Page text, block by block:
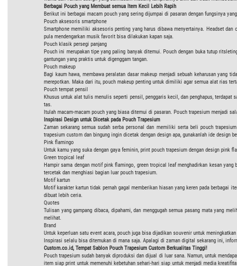
Berbagai Pouch yang Membuat semua Item Kecil Lebih Rapih
Berikut ini berbagai macam pouch yang sering dijumpai di pasaran dengan fungsinya yang
Pouch aksesoris smartphone
Smartphone memiliki aksesoris penting yang harus dibawa menyertainya. Headset
pula mendengarkan musik favorit bisa dilakukan kapan saja.
Pouch klasik persegi panjang
Pouch ini merupakan tipe yang paling banyak ditemui. Pouch dengan buka tutup
gantungan yang praktis untuk digenggam tangan.
Pouch makeup
Bagi kaum hawa, membawa peralatan dasar makeup menjadi sebuah keharusan yang
merepotkan. Maka dari itu, pouch makeup penting untuk dimiliki agar semua alat rias
Pouch tempat pensil
Khusus untuk alat tulis menulis seperti pensil, penggaris kecil, dan penghapus,
tas.
Itulah macam-macam pouch yang biasa ditemui di pasaran. Pouch trapesium menjadi
Inspirasi Design untuk Dicetak pada Pouch Trapesium
Zaman sekarang semua sudah serba personal dan memiliki serta beli pouch
trapesium custom dan bingung ingin dicetak dengan design apa, gunakanlah ide design
Pink flamingo
Untuk kamu yang suka dengan gaya feminin, print pouch trapesium dengan design pink
Green tropical leaf
Hampir sama dengan motif pink flamingo, green tropical leaf menghadirkan kesan yang
tercetak dan menghiasi bagian luar pouch trapesium.
Motif kartun
Motif karakter kartun tidak pernah gagal memberikan hiasan yang keren pada
dibuat lebih ceria.
Quotes
Tulisan yang gampang dibaca, dipahami, dan menggugah semua pasang mata yang
melihat.
Brand
Untuk keperluan satu event acara, pouch juga bisa dijadikan souvenir untuk
Inspirasi selalu bisa ditemukan di mana saja. Apalagi di zaman digital sekarang ini,
Custom.co.id, Tempat Sablon Pouch Trapesium Custom Berkualitas Tinggi!
Pouch trapesium sudah banyak diproduksi dan dijual di luar sana. Namun, untuk
item siap print untuk memenuhi kebetuhan sehari-hari siap untuk menjadi media